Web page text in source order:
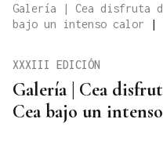
Galería | Cea disfruta
bajo un intenso calor
|
Galería | Cea
Cea bajo un
XXXIII EDICIÓN